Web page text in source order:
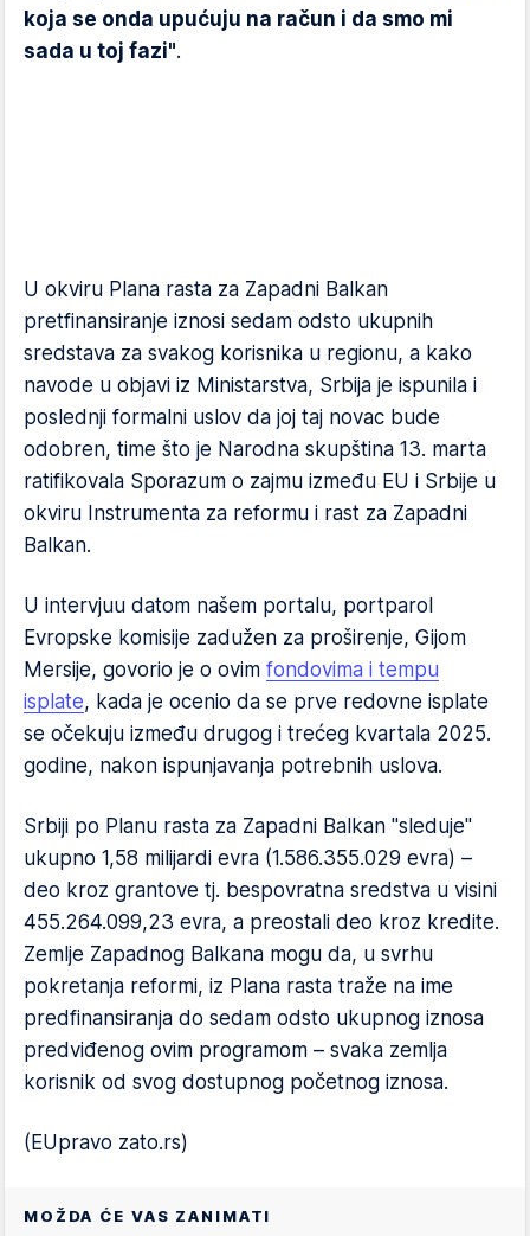
koja se onda upućuju na račun i da smo mi
sada u toj fazi".
U okviru Plana rasta za Zapadni Balkan
pretfinansiranje iznosi sedam odsto ukupnih
sredstava za svakog korisnika u regionu, a kako
navode u objavi iz Ministarstva, Srbija je ispunila i
poslednji formalni uslov da joj taj novac bude
odobren, time što je Narodna skupština 13. marta
ratifikovala Sporazum o zajmu između EU i Srbije u
okviru Instrumenta za reformu i rast za Zapadni
Balkan.
U intervjuu datom našem portalu, portparol
Evropske komisije zadužen za proširenje, Gijom
Mersije, govorio je o ovim fondovima i tempu
isplate, kada je ocenio da se prve redovne isplate
se očekuju između drugog i trećeg kvartala 2025.
godine, nakon ispunjavanja potrebnih uslova.
Srbiji po Planu rasta za Zapadni Balkan "sleduje"
ukupno 1,58 milijardi evra (1.586.355.029 evra) –
deo kroz grantove tj. bespovratna sredstva u visini
455.264.099,23 evra, a preostali deo kroz kredite.
Zemlje Zapadnog Balkana mogu da, u svrhu
pokretanja reformi, iz Plana rasta traže na ime
predfinansiranja do sedam odsto ukupnog iznosa
predviđenog ovim programom – svaka zemlja
korisnik od svog dostupnog početnog iznosa.
(EUpravo zato.rs)
MOŽDA ĆE VAS ZANIMATI